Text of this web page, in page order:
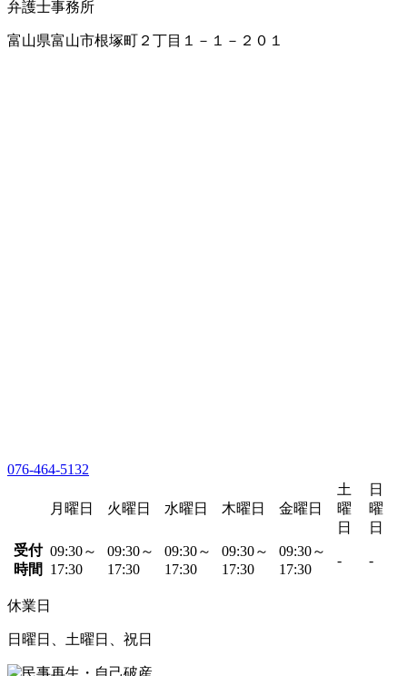
弁護士事務所
富山県富山市根塚町２丁目１－１－２０１
076-464-5132
月曜日 火曜日 水曜日 木曜日 金曜日
土
曜
日
日
曜
日
受付
時間
09:30～
17:30
09:30～
17:30
09:30～
17:30
09:30～
17:30
09:30～
17:30
- -
休業日
日曜日、土曜日、祝日